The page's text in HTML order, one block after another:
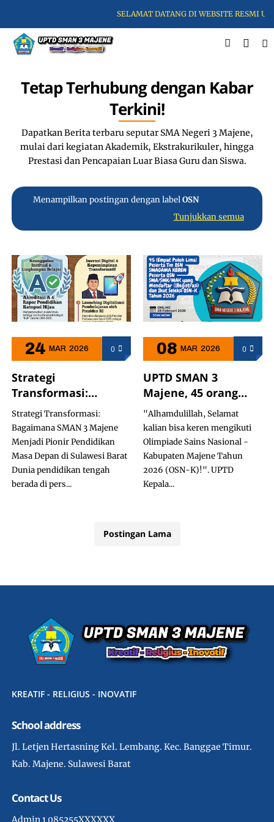
SELAMAT DATANG DI WEBSITE RESMI
Tetap Terhubung dengan Kabar
Terkini!
Dapatkan Berita terbaru seputar SMA Negeri 3 Majene,
mulai dari kegiatan Akademik, Ekstrakurikuler, hingga
Prestasi dan Pencapaian Luar Biasa Guru dan Siswa.
Menampilkan postingan dengan labelOSN
Tunjukkan semua
24 MAR 2026 0
Strategi
Transformasi:
Bagaimana SMAN 3
Majene Menjadi
Pionir Pendidikan
Masa Depan di
Sulawesi Barat
Strategi Transformasi:
Bagaimana SMAN 3 Majene
Menjadi Pionir Pendidikan
Masa Depan di Sulawesi Barat
Dunia pendidikan tengah
berada di pers...
08 MAR 2026 0
UPTD SMAN 3
Majene, 45 orang
Siswa Ikut bersaing
OSN Tingkat Kab.
Majene Tahun 2026
"Alhamdulillah, Selamat
kalian bisa keren mengikuti
Olimpiade Sains Nasional -
Kabupaten Majene Tahun
2026 (OSN-K)!". UPTD
Kepala...
Postingan Lama
KREATIF - RELIGIUS - INOVATIF
School address
Jl. Letjen Hertasning Kel. Lembang. Kec. Banggae Timur.
Kab. Majene. Sulawesi Barat
Contact Us
Admin 1 085255XXXXXX